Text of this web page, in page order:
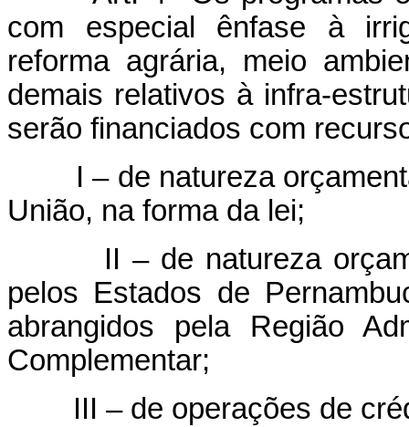
com especial ênfase à
reforma agrária, meio
demais relativos à infra-
serão financiados com
I – de natureza
União, na forma da lei;
II – de natureza
pelos Estados de
abrangidos pela Região
Complementar;
III – de operações de